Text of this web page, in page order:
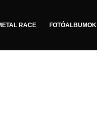
RACE FOTÓALBUMOK